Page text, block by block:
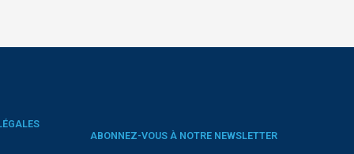
ABONNEZ-VOUS À NOTRE NEWSLETTER